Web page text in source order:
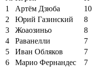
1
Артём Дзюба
10
2
Юрий Газинский
8
3
Жоаозиньо
8
4
Раванелли
7
5
Иван Обляков
7
6
Марио Фернандес
7